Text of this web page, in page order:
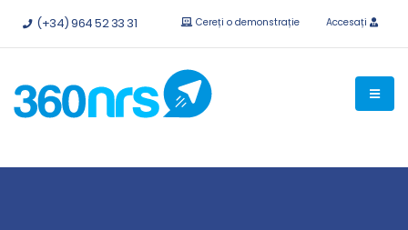
Încercați gratuit fără obligații. API-uri și integrări disponibile.
(+34) 964 52 33 31 Cereți o demonstrație Accesați